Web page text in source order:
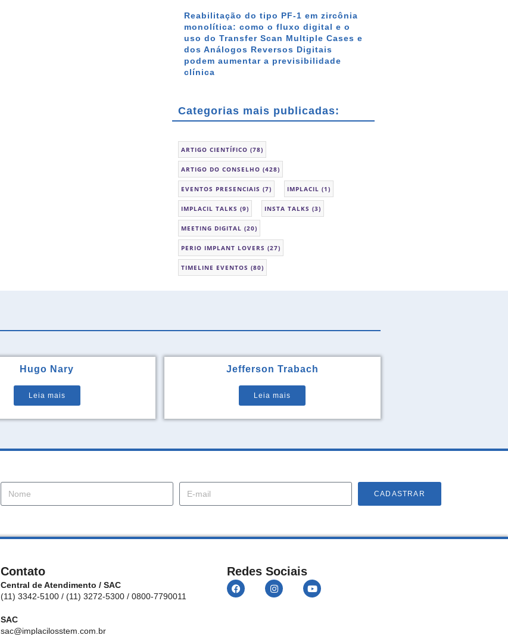
Reabilitação do tipo PF-1 em zircônia
monolítica: como o fluxo digital e o
uso do Transfer Scan Multiple Cases e
dos Análogos Reversos Digitais
podem aumentar a previsibilidade
clínica
Categorias mais publicadas:
ARTIGO CIENTÍFICO (78)
ARTIGO DO CONSELHO (428)
EVENTOS PRESENCIAIS (7) IMPLACIL (1)
IMPLACIL TALKS (9) INSTA TALKS (3)
MEETING DIGITAL (20)
PERIO IMPLANT LOVERS (27)
TIMELINE EVENTOS (80)
Hugo Nary
Leia mais
Jefferson Trabach
Leia mais
CADASTRAR
Contato
Central de Atendimento / SAC
(11) 3342-5100 / (11) 3272-5300 / 0800-7790011
SAC
sac@implacilosstem.com.br
Redes Sociais